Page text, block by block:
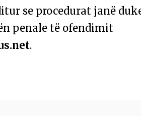
se procedurat janë
penale të ofendimit
.